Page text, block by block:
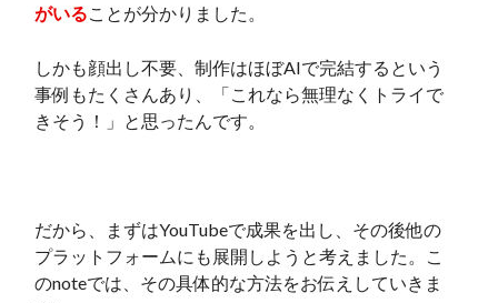
がいる ことが分かりました。
しかも顔出し不要、制作はほぼAIで完結するという
事例もたくさんあり、「これなら無理なくトライで
きそう！」と思ったんです。
だから、まずはYouTubeで成果を出し、その後他の
プラットフォームにも展開しようと考えました。こ
のnoteでは、その具体的な方法をお伝えしていきま